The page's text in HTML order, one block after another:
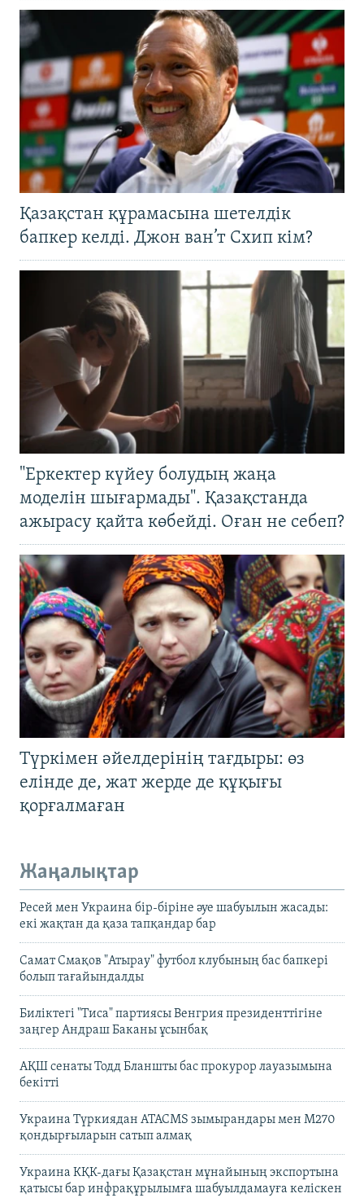
Қазақстан құрамасына шетелдік
бапкер келді. Джон ван’т Схип кім?
"Еркектер күйеу болудың жаңа
моделін шығармады". Қазақстанда
ажырасу қайта көбейді. Оған не себеп?
Түркімен әйелдерінің тағдыры: өз
елінде де, жат жерде де құқығы
қорғалмаған
Жаңалықтар
Ресей мен Украина бір-біріне әуе шабуылын жасады:
екі жақтан да қаза тапқандар бар
Самат Смақов "Атырау" футбол клубының бас бапкері
болып тағайындалды
Биліктегі "Тиса" партиясы Венгрия президенттігіне
заңгер Андраш Баканы ұсынбақ
АҚШ сенаты Тодд Бланшты бас прокурор лауазымына
бекітті
Украина Түркиядан ATACMS зымырандары мен M270
қондырғыларын сатып алмақ
Украина КҚК-дағы Қазақстан мұнайының экспортына
қатысы бар инфрақұрылымға шабуылдамауға келіскен